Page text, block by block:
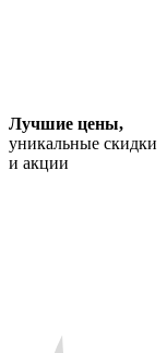
Лучшие цены,
уникальные скидки
и акции